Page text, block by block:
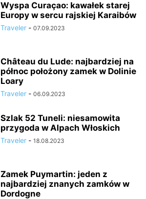
Wyspa Curaçao: kawałek starej
Europy w sercu rajskiej Karaibów
Traveler - 07.09.2023
Château du Lude: najbardziej na
północ położony zamek w Dolinie
Loary
Traveler - 06.09.2023
Szlak 52 Tuneli: niesamowita
przygoda w Alpach Włoskich
Traveler - 18.08.2023
Zamek Puymartin: jeden z
najbardziej znanych zamków w
Dordogne